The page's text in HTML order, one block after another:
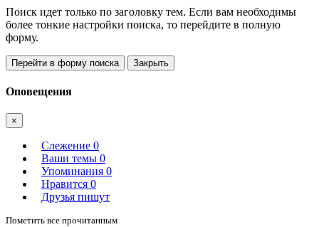
Поиск идет только по заголовку тем. Если вам необходимы
более тонкие настройки поиска, то перейдите в полную
форму.
Перейти в форму поиска Закрыть
Оповещения
×
Слежение 0
Ваши темы 0
Упоминания 0
Нравится 0
Друзья пишут
Пометить все прочитанным